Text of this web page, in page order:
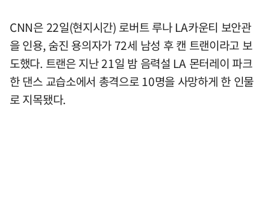
CNN은 22일(현지시간) 로버트 루나 LA카운티 보안관
을 인용, 숨진 용의자가 72세 남성 후 캔 트랜이라고 보
도했다. 트랜은 지난 21일 밤 음력설 LA 몬터레이 파크
한 댄스 교습소에서 총격으로 10명을 사망하게 한 인물
로 지목됐다.